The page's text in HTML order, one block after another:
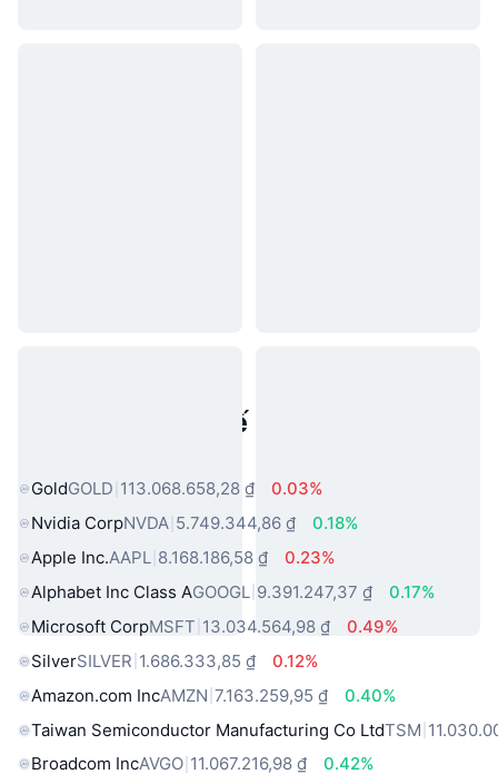
Tài sản trong thế giới thực phổ
GoldGOLD 113.068.658,28 ₫
0.03%
Nvidia CorpNVDA 5.749.344,86 ₫
0.18%
Apple Inc.AAPL 8.168.186,58 ₫
0.23%
Alphabet Inc Class AGOOGL 9.391.247,37 ₫
0.17%
Microsoft CorpMSFT 13.034.564,98 ₫
0.49%
SilverSILVER 1.686.333,85 ₫
0.12%
Amazon.com IncAMZN 7.163.259,95 ₫
0.40%
Taiwan Semiconductor Manufacturing Co LtdTSM
Broadcom IncAVGO 11.067.216,98 ₫
0.42%